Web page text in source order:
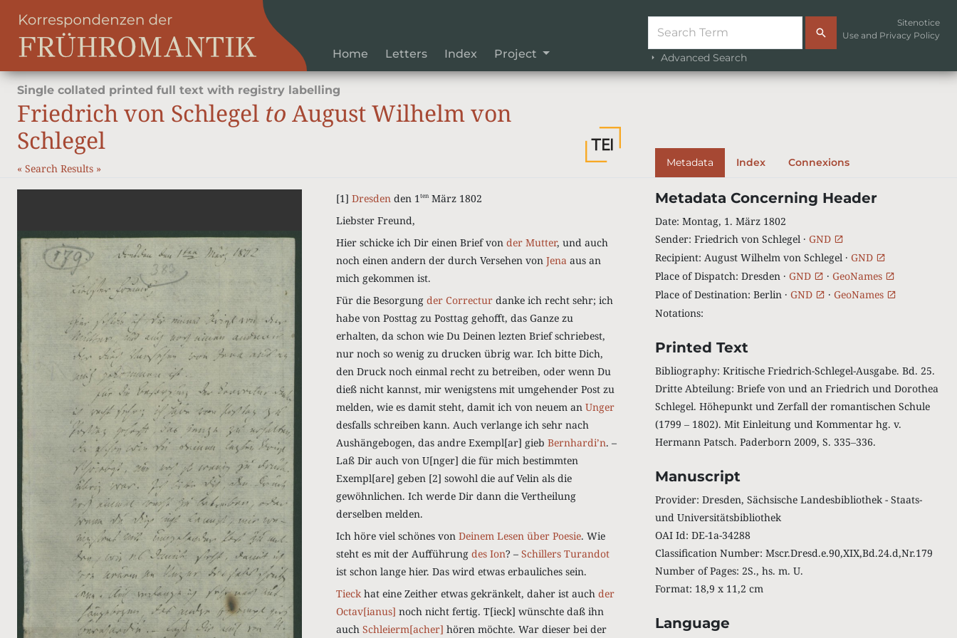
Home Letters Index Project Advanced Search
Sitenotice
Use and Privacy Policy
Single collated printed full text with registry labelling
Friedrich von Schlegel to August Wilhelm von
Schlegel
« Search Results » Metadata Index Connexions
[1] Dresdenden 1tenMärz 1802
Liebster Freund,
Hier schicke ich Dir einen Brief von der Mutter, und auch
noch einen andern der durch Versehen von Jenaaus an
mich gekommen ist.
Für die Besorgung der Correcturdanke ich recht sehr; ich
habe von Posttag zu Posttag gehofft, das Ganze zu
erhalten, da schon wie Du Deinen lezten Brief schriebest,
nur noch so wenig zu drucken übrig war. Ich bitte Dich,
den Druck noch einmal recht zu betreiben, oder wenn Du
dieß nicht kannst, mir wenigstens mit umgehender Post zu
melden, wie es damit steht, damit ich von neuem an Unger
desfalls schreiben kann. Auch verlange ich sehr nach
Aushängebogen, das andre Exempl[ar] gieb Bernhardi’n. –
Laß Dir auch von U[nger] die für mich bestimmten
Exempl[are] geben [2] sowohl die auf Velin als die
gewöhnlichen. Ich werde Dir dann die Vertheilung
derselben melden.
Ich höre viel schönes von Deinem Lesen über Poesie. Wie
steht es mit der Aufführung des Ion? – SchillersTurandot
ist schon lange hier. Das wird etwas erbauliches sein.
Tieckhat eine Zeither etwas gekränkelt, daher ist auch der
Octav[ianus] noch nicht fertig. T[ieck] wünschte daß ihn
auch Schleierm[acher] hören möchte. War dieser bei der
Metadata Concerning Header
Date: Montag, 1. März 1802
Sender: Friedrich von Schlegel · GND
Recipient: August Wilhelm von Schlegel · GND
Place of Dispatch: Dresden · GND · GeoNames
Place of Destination: Berlin · GND · GeoNames
Notations:
Printed Text
Bibliography: Kritische Friedrich-Schlegel-Ausgabe. Bd. 25.
Dritte Abteilung: Briefe von und an Friedrich und Dorothea
Schlegel. Höhepunkt und Zerfall der romantischen Schule
(1799 ‒ 1802). Mit Einleitung und Kommentar hg. v.
Hermann Patsch. Paderborn 2009, S. 335‒336.
Manuscript
Provider: Dresden, Sächsische Landesbibliothek - Staats-
und Universitätsbibliothek
OAI Id: DE-1a-34288
Classification Number: Mscr.Dresd.e.90,XIX,Bd.24.d,Nr.179
Number of Pages: 2S., hs. m. U.
Format: 18,9 x 11,2 cm
Language